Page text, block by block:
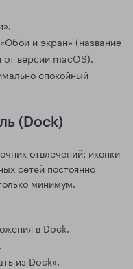
и экран» (название
от версии macOS).
спокойный
(Dock)
отвлечений: иконки
сетей постоянно
минимум.
в Dock.
из Dock».